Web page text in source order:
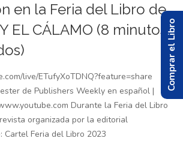
en la Feria del Libro de
EL CÁLAMO (8 minutos
live/ETufyXoTDNQ?feature=share
de Publishers Weekly en español |
Durante la Feria del Libro
organizada por la editorial
Cartel Feria del Libro 2023
Comprar el Libro